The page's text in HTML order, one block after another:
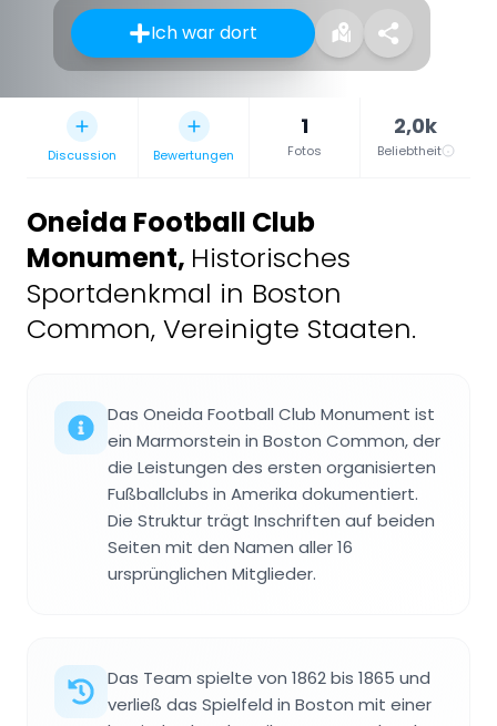
Ich war dort
Discussion Bewertungen
1
Fotos
2,0k
Beliebtheit
Oneida Football Club
Monument, Historisches
Sportdenkmal in Boston
Common, Vereinigte Staaten.
Das Oneida Football Club Monument ist
ein Marmorstein in Boston Common, der
die Leistungen des ersten organisierten
Fußballclubs in Amerika dokumentiert.
Die Struktur trägt Inschriften auf beiden
Seiten mit den Namen aller 16
ursprünglichen Mitglieder.
Das Team spielte von 1862 bis 1865 und
verließ das Spielfeld in Boston mit einer